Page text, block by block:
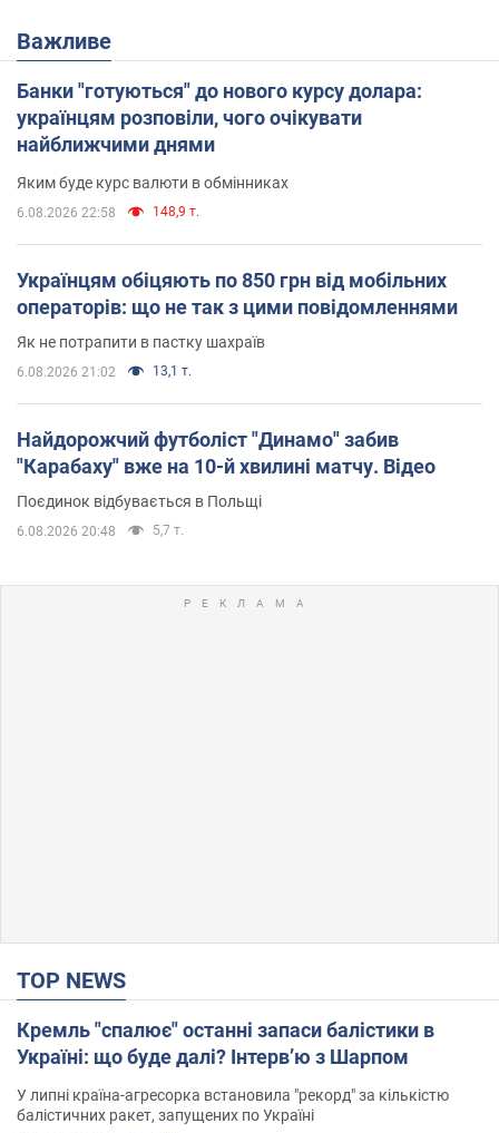
Важливе
Банки "готуються" до нового курсу долара:
українцям розповіли, чого очікувати
найближчими днями
Яким буде курс валюти в обмінниках
6.08.2026 22:58 148,9 т.
Українцям обіцяють по 850 грн від мобільних
операторів: що не так з цими повідомленнями
Як не потрапити в пастку шахраїв
6.08.2026 21:02 13,1 т.
Найдорожчий футболіст "Динамо" забив
"Карабаху" вже на 10-й хвилині матчу. Відео
Поєдинок відбувається в Польщі
6.08.2026 20:48 5,7 т.
TOP NEWS
Кремль "спалює" останні запаси балістики в
Україні: що буде далі? Інтерв’ю з Шарпом
У липні країна-агресорка встановила "рекорд" за кількістю
балістичних ракет, запущених по Україні